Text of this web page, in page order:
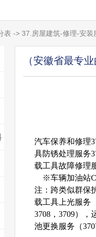
表 -> 37.房屋建筑-修理-安装
（安徽省最专
汽车保养和修理
具防锈处理服务
载工具故障修理
※车辆加油站
注：跨类似群保
载工具上光服务
3708，3709），
池更换服务（